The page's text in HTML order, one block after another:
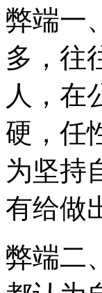
弊端一
多，往
人，在
硬，任
为坚持
有给做
弊端二